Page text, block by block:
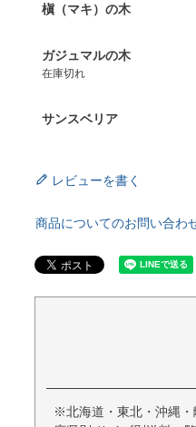
槇（マキ）の木
ガジュマルの木
在庫切れ
サンスベリア
レビューを書く
商品についてのお問い合わ
※北海道・東北・沖縄・